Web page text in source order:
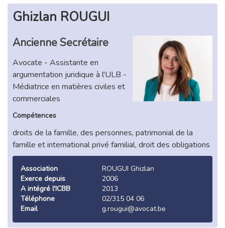
Ghizlan ROUGUI
Ancienne Secrétaire
Avocate - Assistante en
argumentation juridique à l'ULB -
Médiatrice en matières civiles et
commerciales
Compétences
droits de la famille, des personnes, patrimonial de la
famille et international privé familial, droit des obligations
Association
ROUGUI Ghizlan
Exerce depuis
2006
A intégré l'ICBB
2013
Téléphone
02/315 04 06
Email
g.rougui@avocat.be